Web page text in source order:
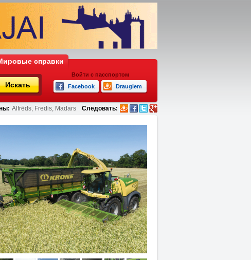
справки
Искать
Войти с пасспортом
Facebook
Draugiem
Alfrēds, Fredis, Madars Следовать: